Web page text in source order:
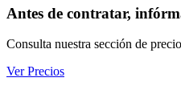
Antes de contratar,
Consulta nuestra sección de
Ver Precios